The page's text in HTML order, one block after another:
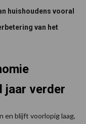
huishoudens vooral
van het
jaar verder
en blijft voorlopig laag,